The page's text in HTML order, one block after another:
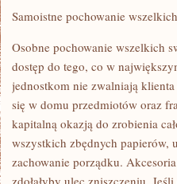
SEKTOR
Samoistne pochowanie
Osobne pochowanie wszelkich
dostęp do tego, co w
jednostkom nie zwalniają
się w domu przedmiotów oraz
kapitalną okazją do zrobienia
wszystkich zbędnych papierów,
zachowanie porządku.
zdołałyby ulec zniszczeniu.